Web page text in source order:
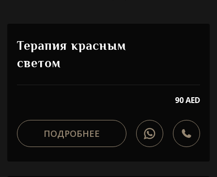
Терапия красным
светом
90 AED
ПОДРОБНЕЕ